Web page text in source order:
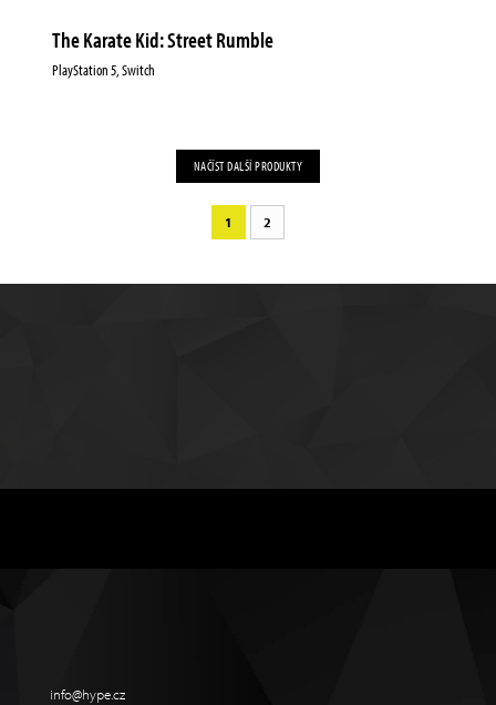
The Karate Kid: Street Rumble
PlayStation 5, Switch
NAČÍST DALŠÍ PRODUKTY
1 2
info@hype.cz